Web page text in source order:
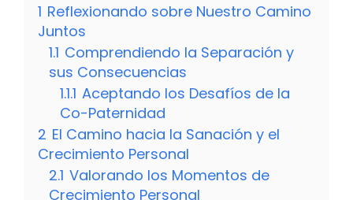
1 Reflexionando sobre Nuestro Camino
Juntos
1.1 Comprendiendo la Separación y
sus Consecuencias
1.1.1 Aceptando los Desafíos de la
Co-Paternidad
2 El Camino hacia la Sanación y el
Crecimiento Personal
2.1 Valorando los Momentos de
Crecimiento Personal